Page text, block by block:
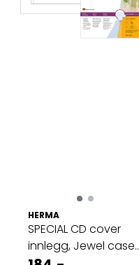
HERMA
SPECIAL CD cover
innlegg, Jewel case,